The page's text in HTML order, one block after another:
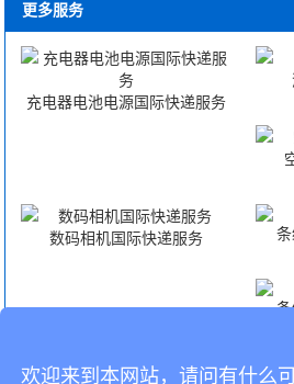
更多服务
充电器电池电源国际快递服务
数码相机国际快递服务
欢迎来到本网站，请问有什么